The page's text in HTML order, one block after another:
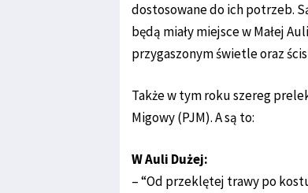
dostosowane do ich potrzeb.
będą miały miejsce w Małej
przygaszonym świetle oraz
Także w tym roku szereg
Migowy (PJM). A są to:
W Auli Dużej:
– “Od przeklętej trawy po